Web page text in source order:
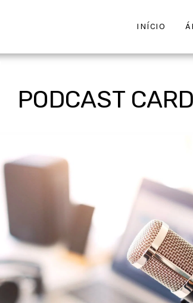
INÍCIO
PODCAST